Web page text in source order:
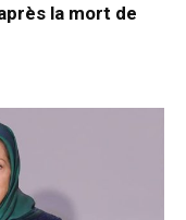
la mort de